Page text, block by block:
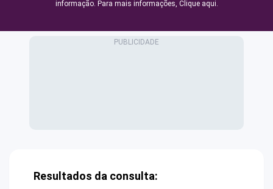
informação. Para mais informações, Clique aqui.
Resultados da consulta: